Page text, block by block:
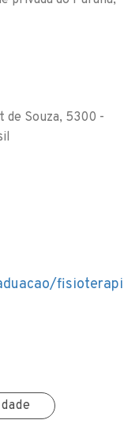
de Souza, 5300 -
fisioterapi